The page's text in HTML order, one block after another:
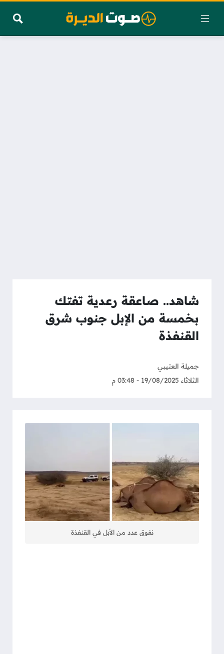
شاهد.. صاعقة رعدية تفتك
بخمسة من الإبل جنوب شرق
القنفذة
جميلة العتيبي
الثلاثاء 19/08/2025 - 03:48 م
نفوق عدد من الأبل في القنفذة